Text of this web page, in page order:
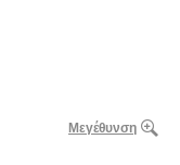
Μεγέθυνση